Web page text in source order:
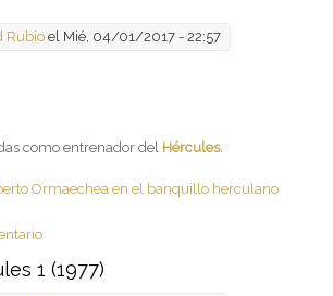
Rubio el Mié, 04/01/2017 - 22:57
como entrenador del Hércules.
Ormaechea en el banquillo herculano
1 (1977)